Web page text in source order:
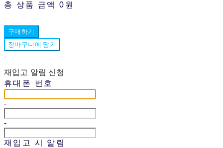
총 상품 금액
0원
구매하기
장바구니에 담기
재입고 알림 신청
휴대폰 번호
-
-
재입고 시 알림